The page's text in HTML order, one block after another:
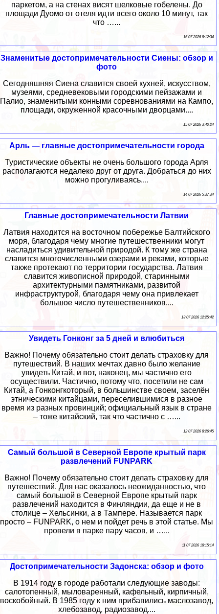
паркетом, а на стенах висят шелковые гобелены. До
площади Дуомо от отеля идти всего около 10 минут, так
что …...
16 07 2026 8:12:34
Знаменитые достопримечательности Сиены: обзор и
фото
Сегодняшняя Сиена славится своей кухней, искусством,
музеями, средневековыми городскими пейзажами и
Палио, знаменитыми конными соревнованиями на Кампо,
площади, окруженной красочными дворцами....
15 07 2026 3:40:24
Арль — главные достопримечательности города
Туристические объекты не очень большого города Арля
располагаются недалеко друг от друга. Добраться до них
можно прогуливаясь....
14 07 2026 5:37:34
Главные достопримечательности Латвии
Латвия находится на восточном побережье Балтийского
моря, благодаря чему многие путешественники могут
насладиться удивительной природой. К тому же страна
славится многочисленными озерами и реками, которые
также протекают по территории государства. Латвия
славится живописной природой, старинными
архитектурными памятниками, развитой
инфраструктурой, благодаря чему она привлекает
большое число путешественников....
13 07 2026 12:25:42
Увидеть Гонконг за 5 дней и влюбиться
Важно! Почему обязательно стоит делать страховку для
путешествий. В наших мечтах давно было желание
увидеть Китай, и вот, наконец, мы частично его
осуществили. Частично, потому что, посетили не сам
Китай, а Гонконгкоторый, в большинстве своем, заселён
этническими китайцами, переселившимися в разное
время из разных провинций; официальный язык в стране
– тоже китайский, так что частично с …...
12 07 2026 8:26:45
Самый большой в Северной Европе крытый парк
развлечений FUNPARK
Важно! Почему обязательно стоит делать страховку для
путешествий. Для нас оказалось неожиданностью, что
самый большой в Северной Европе крытый парк
развлечений находится в Финляндии, да еще и не в
столице – Хельсинки, а в Тампере. Называется парк
просто – FUNPARK, о нем и пойдет речь в этой статье. Мы
провели в парке пару часов, и …...
11 07 2026 18:15:14
Достопримечательности Задонска: обзор и фото
В 1914 году в городе работали следующие заводы:
салотопенный, мыловаренный, кафельный, кирпичный,
воскобойный. В 1985 году к ним прибавились маслозавод,
хлебозавод, радиозавод....